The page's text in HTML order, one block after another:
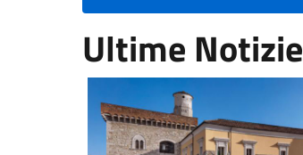
Ultime Notizie